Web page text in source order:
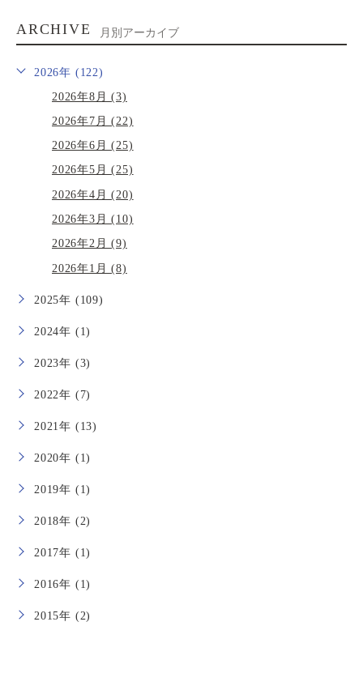
ARCHIVE 月別アーカイブ
2026年 (122)
2026年8月 (3)
2026年7月 (22)
2026年6月 (25)
2026年5月 (25)
2026年4月 (20)
2026年3月 (10)
2026年2月 (9)
2026年1月 (8)
2025年 (109)
2024年 (1)
2023年 (3)
2022年 (7)
2021年 (13)
2020年 (1)
2019年 (1)
2018年 (2)
2017年 (1)
2016年 (1)
2015年 (2)